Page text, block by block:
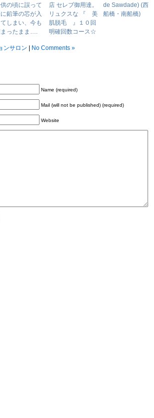
の頃に誤って
に鉛筆の芯が入
てしまい、今も
ったまま….
店 セレブ御用達。
リュクスな 『 美
肌脱毛 』１０回
明確回数コース☆
de Sawdade) (西
船橋・南船橋)
ンサロン No Comments »
Name (required)
Mail (will not be published) (required)
Website